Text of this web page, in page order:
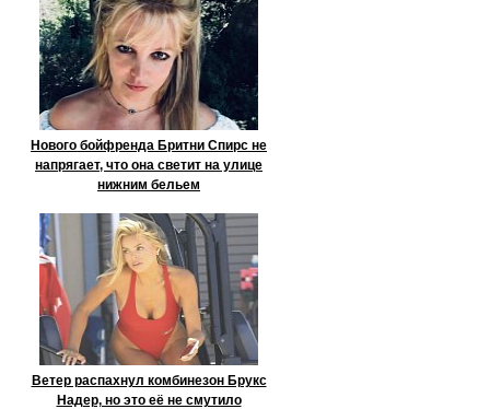
Нового бойфренда Бритни Спирс не
напрягает, что она светит на улице
нижним бельем
Ветер распахнул комбинезон Брукс
Надер, но это её не смутило